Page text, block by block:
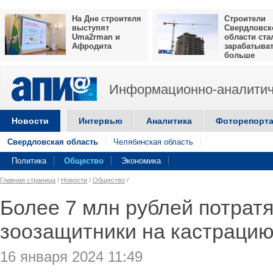
На Дне строителя
выступят
Uma2rman и
Афродита
Строители
области
больше
Информационно-
Новости Интервью Аналитика
Свердловская область Челябинская область
Политика Общество Экономика
Главная страница / Новости / Общество /
Более 7 млн рублей
зоозащитники на
16 января 2024 11:49